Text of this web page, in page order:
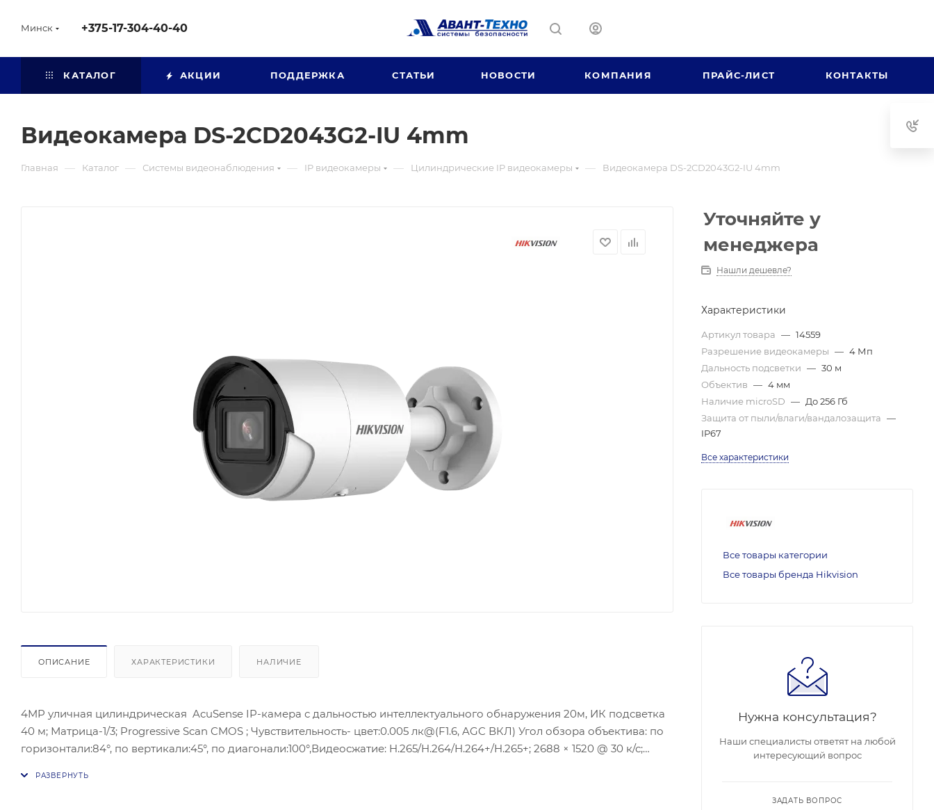
Минск +375-17-304-40-40
КАТАЛОГ АКЦИИ ПОДДЕРЖКА СТАТЬИ НОВОСТИ КОМПАНИЯ ПРАЙС-ЛИСТ КОНТАКТЫ
Видеокамера DS-2CD2043G2-IU 4mm
Главная — Каталог — Системы видеонаблюдения — IP видеокамеры — Цилиндрические IP видеокамеры — Видеокамера DS-2CD2043G2-IU 4mm
ОПИСАНИЕ ХАРАКТЕРИСТИКИ НАЛИЧИЕ
4MP уличная цилиндрическая AcuSense IP-камера с дальностью интеллектуального обнаружения 20м, ИК подсветка
40 м; Матрица-1/3; Progressive Scan CMOS ; Чувствительность- цвет:0.005 лк@(F1.6, AGC ВКЛ) Угол обзора объектива: по
горизонтали:84°, по вертикали:45°, по диагонали:100°,Видеосжатие: H.265/H.264/H.264+/H.265+; 2688 × 1520 @ 30 к/с;
Уточняйте у
менеджера
Нашли дешевле?
Характеристики
Артикул товара — 14559
Разрешение видеокамеры — 4 Мп
Дальность подсветки — 30 м
Объектив — 4 мм
Наличие microSD — До 256 Гб
Защита от пыли/влаги/вандалозащита —
IP67
Все характеристики
Все товары категории
Все товары бренда Hikvision
Нужна консультация?
Наши специалисты ответят на любой
интересующий вопрос
ЗАДАТЬ ВОПРОС